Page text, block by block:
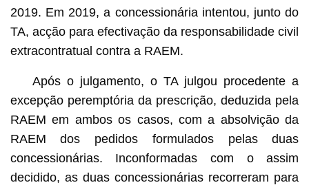
2019. Em 2019, a concessionária intentou, junto do
TA, acção para efectivação da responsabilidade civil
extracontratual contra a RAEM.
Após o julgamento, o TA julgou procedente a
excepção peremptória da prescrição, deduzida pela
RAEM em ambos os casos, com a absolvição da
RAEM dos pedidos formulados pelas duas
concessionárias. Inconformadas com o assim
decidido, as duas concessionárias recorreram para